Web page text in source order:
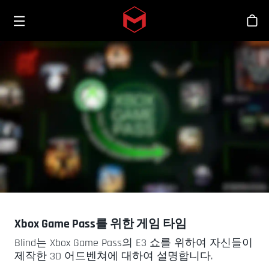
Skip to main content
Toggle menu
스
Xbox Game Pass를 위한 게임 타임
Blind는 Xbox Game Pass의 E3 쇼를 위하여 자신들이
제작한 3D 어드벤쳐에 대하여 설명합니다.